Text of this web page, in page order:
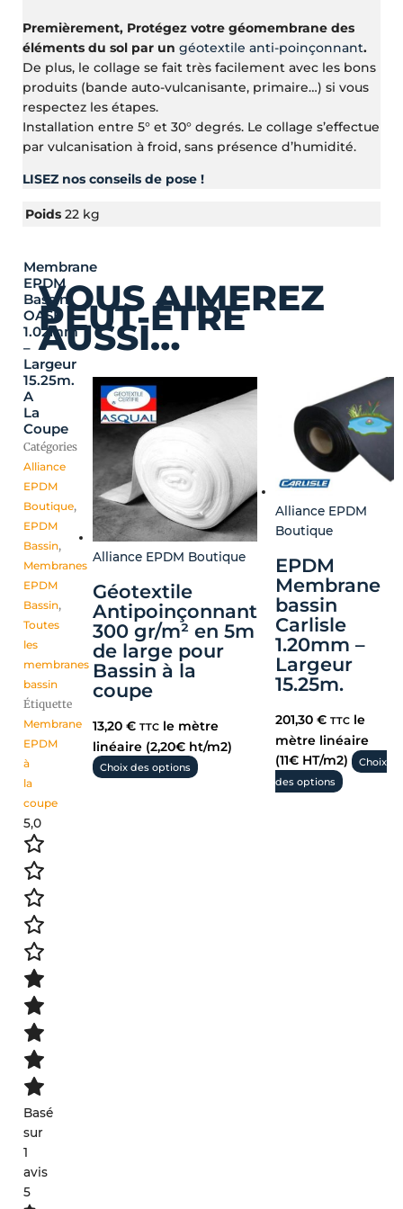
Premièrement, Protégez votre géomembrane des
éléments du sol par ungéotextile anti-poinçonnant.
De plus, le collage se fait très facilement avec les bons
produits (bande auto-vulcanisante, primaire…) si vous
respectez les étapes.
Installation entre 5° et 30° degrés. Le collage s’effectue
par vulcanisation à froid, sans présence d’humidité.
LISEZ nos conseils de pose !
Poids 22 kg
Membrane
EPDM
Bassin
OASE
1.02mm
–
Largeur
15.25m.
A
La
Coupe
Catégories
Alliance
EPDM
Boutique,
EPDM
Bassin,
Membranes
EPDM
Bassin,
Toutes
les
membranes
bassin
Étiquette
Membrane
EPDM
à
la
coupe
5,0
Basé
sur
1
avis
5
VOUS AIMEREZ
PEUT-ÊTRE
AUSSI…
Alliance EPDM Boutique
Géotextile
Antipoinçonnant
300 gr/m² en 5m
de large pour
Bassin à la
coupe
13,20 € TTCle mètre
linéaire (2,20€ ht/m2)
Choix des options
Alliance EPDM
Boutique
EPDM
Membrane
bassin
Carlisle
1.20mm –
Largeur
15.25m.
201,30 € TTCle
mètre linéaire
(11€ HT/m2)
Choix
des options